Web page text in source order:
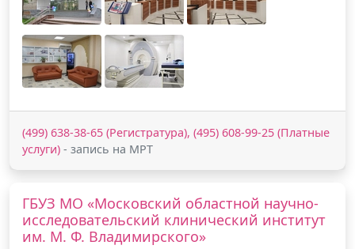
(499) 638-38-65 (Регистратура), (495) 608-99-25 (Платные
услуги) - запись на МРТ
ГБУЗ МО «Московский областной научно-
исследовательский клинический институт
им. М. Ф. Владимирского»